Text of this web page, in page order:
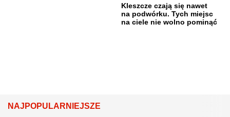
Kleszcze czają się nawet
na podwórku. Tych miejsc
na ciele nie wolno pominąć
NAJPOPULARNIEJSZE